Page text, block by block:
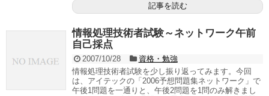
記事を読む
情報処理技術者試験～ネットワーク午前
自己採点
2007/10/28
資格・勉強
情報処理技術者試験を少し振り返ってみます。今回
は、アイテックの「2006予想問題集ネットワーク」で
午後1問題を一通りと、午後2問題を1問のみ解きまし